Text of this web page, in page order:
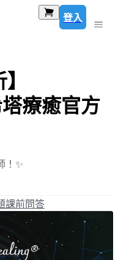
登入
療癒官方
！✨
課前問答